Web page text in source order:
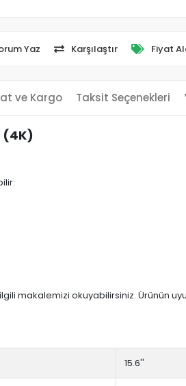
Yaz Karşılaştır Fiyat
ve Kargo Taksit Seçenekleri
(4K)
ilgili makalemizi okuyabilirsiniz.
15.6''